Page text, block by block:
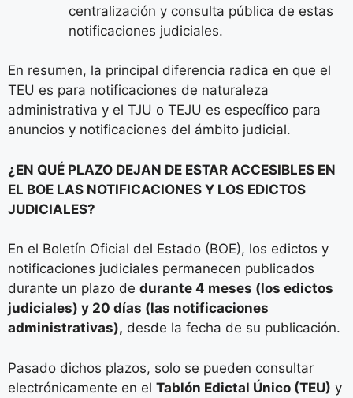
centralización y consulta pública de estas
notificaciones judiciales.
En resumen, la principal diferencia radica en que el
TEU es para notificaciones de naturaleza
administrativa y el TJU o TEJU es específico para
anuncios y notificaciones del ámbito judicial.
¿EN QUÉ PLAZO DEJAN DE ESTAR ACCESIBLES EN
EL BOE LAS NOTIFICACIONES Y LOS EDICTOS
JUDICIALES?
En el Boletín Oficial del Estado (BOE), los edictos y
notificaciones judiciales permanecen publicados
durante un plazo de durante 4 meses (los edictos
judiciales) y 20 días (las notificaciones
administrativas), desde la fecha de su publicación.
Pasado dichos plazos, solo se pueden consultar
electrónicamente en el Tablón Edictal Único (TEU) y